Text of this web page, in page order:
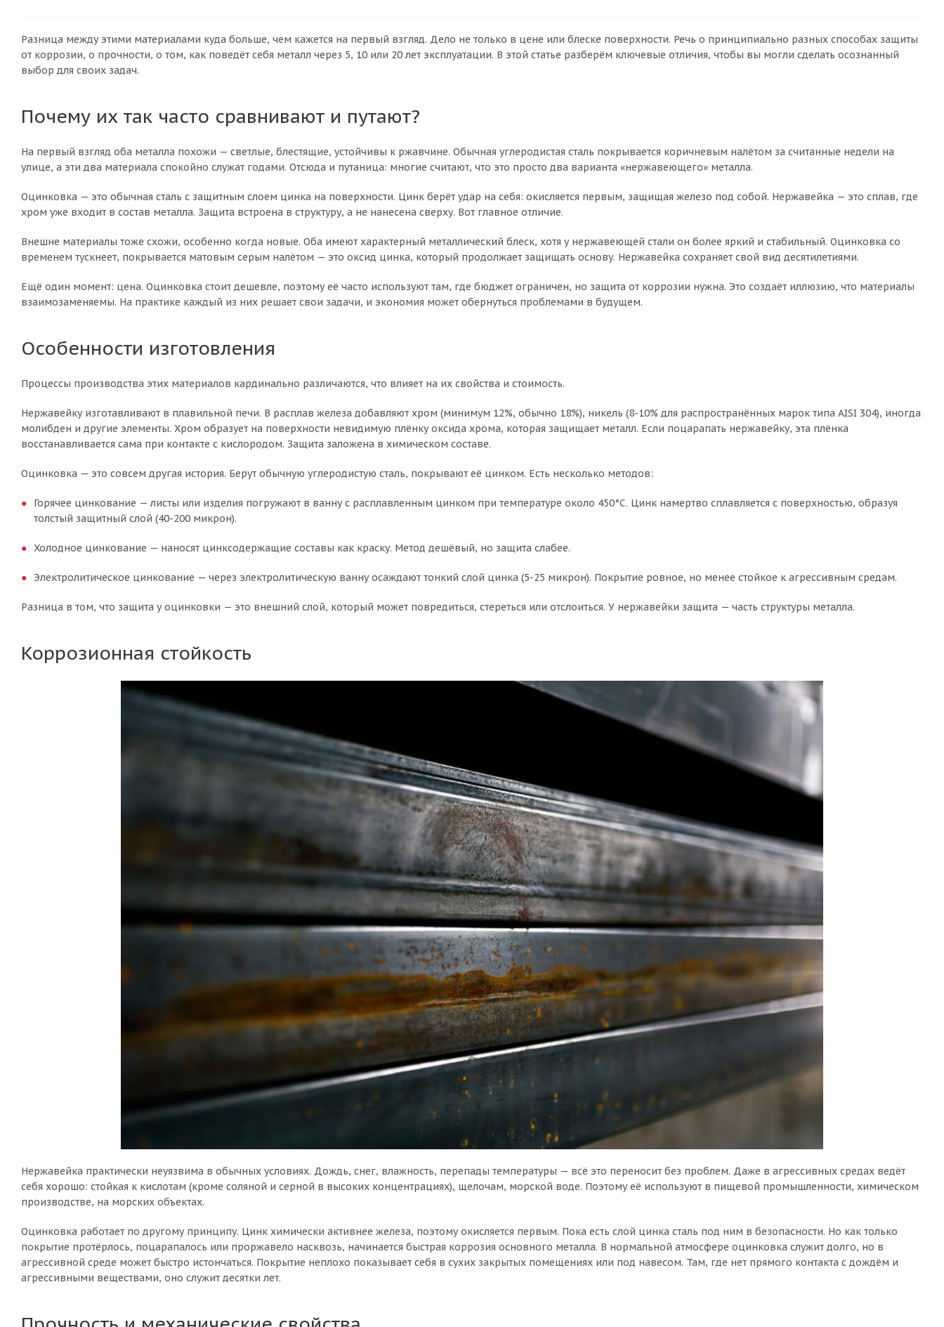
Разница между этими материалами куда больше, чем кажется на первый взгляд. Дело не только в цене или блеске поверхности. Речь о принципиально разных способах защиты
от коррозии, о прочности, о том, как поведёт себя металл через 5, 10 или 20 лет эксплуатации. В этой статье разберём ключевые отличия, чтобы вы могли сделать осознанный
выбор для своих задач.
Почему их так часто сравнивают и путают?
На первый взгляд оба металла похожи — светлые, блестящие, устойчивы к ржавчине. Обычная углеродистая сталь покрывается коричневым налётом за считанные недели на
улице, а эти два материала спокойно служат годами. Отсюда и путаница: многие считают, что это просто два варианта «нержавеющего» металла.
Оцинковка — это обычная сталь с защитным слоем цинка на поверхности. Цинк берёт удар на себя: окисляется первым, защищая железо под собой. Нержавейка — это сплав, где
хром уже входит в состав металла. Защита встроена в структуру, а не нанесена сверху. Вот главное отличие.
Внешне материалы тоже схожи, особенно когда новые. Оба имеют характерный металлический блеск, хотя у нержавеющей стали он более яркий и стабильный. Оцинковка со
временем тускнеет, покрывается матовым серым налётом — это оксид цинка, который продолжает защищать основу. Нержавейка сохраняет свой вид десятилетиями.
Ещё один момент: цена. Оцинковка стоит дешевле, поэтому её часто используют там, где бюджет ограничен, но защита от коррозии нужна. Это создаёт иллюзию, что материалы
взаимозаменяемы. На практике каждый из них решает свои задачи, и экономия может обернуться проблемами в будущем.
Особенности изготовления
Процессы производства этих материалов кардинально различаются, что влияет на их свойства и стоимость.
Нержавейку изготавливают в плавильной печи. В расплав железа добавляют хром (минимум 12%, обычно 18%), никель (8-10% для распространённых марок типа AISI 304), иногда
молибден и другие элементы. Хром образует на поверхности невидимую плёнку оксида хрома, которая защищает металл. Если поцарапать нержавейку, эта плёнка
восстанавливается сама при контакте с кислородом. Защита заложена в химическом составе.
Оцинковка — это совсем другая история. Берут обычную углеродистую сталь, покрывают её цинком. Есть несколько методов:
Горячее цинкование — листы или изделия погружают в ванну с расплавленным цинком при температуре около 450°C. Цинк намертво сплавляется с поверхностью, образуя
толстый защитный слой (40-200 микрон).
Холодное цинкование — наносят цинксодержащие составы как краску. Метод дешёвый, но защита слабее.
Электролитическое цинкование — через электролитическую ванну осаждают тонкий слой цинка (5-25 микрон). Покрытие ровное, но менее стойкое к агрессивным средам.
Разница в том, что защита у оцинковки — это внешний слой, который может повредиться, стереться или отслоиться. У нержавейки защита — часть структуры металла.
Коррозионная стойкость
Нержавейка практически неуязвима в обычных условиях. Дождь, снег, влажность, перепады температуры — всё это переносит без проблем. Даже в агрессивных средах ведёт
себя хорошо: стойкая к кислотам (кроме соляной и серной в высоких концентрациях), щелочам, морской воде. Поэтому её используют в пищевой промышленности, химическом
производстве, на морских объектах.
Оцинковка работает по другому принципу. Цинк химически активнее железа, поэтому окисляется первым. Пока есть слой цинка сталь под ним в безопасности. Но как только
покрытие протёрлось, поцарапалось или проржавело насквозь, начинается быстрая коррозия основного металла. В нормальной атмосфере оцинковка служит долго, но в
агрессивной среде может быстро истончаться. Покрытие неплохо показывает себя в сухих закрытых помещениях или под навесом. Там, где нет прямого контакта с дождём и
агрессивными веществами, оно служит десятки лет.